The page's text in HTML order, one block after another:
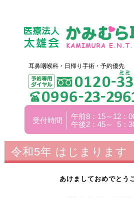
耳鼻咽喉科・日帰り手術・予約優先
受付時間
午前8：15～12：
午後2：45～ 5：
令和5年 はじまります
あけましておめでとう